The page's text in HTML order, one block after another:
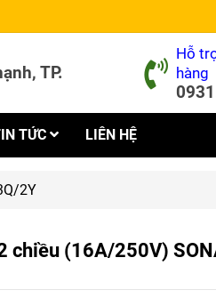
TP.
Hỗ
hàng
TỨC LIÊN HỆ
2Y
chiều (16A/250V)